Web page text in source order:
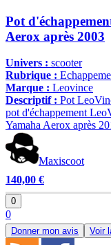
Pot
Aerox après 2003
Univers : scooter
Rubrique :
Marque : Leovince
Descriptif : Pot
pot d'échappement
Yamaha Aerox après
Maxiscoot
140,00 €
0
0
Donner mon avis Voir